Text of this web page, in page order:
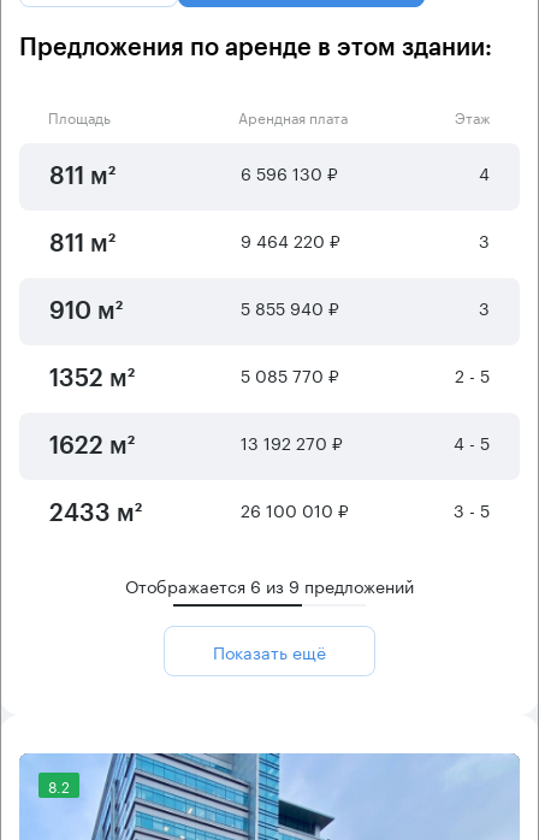
Предложения по аренде в этом здании:
Площадь Арендная плата Этаж
811 м² 6 596 130 ₽ 4
811 м² 9 464 220 ₽ 3
910 м² 5 855 940 ₽ 3
1352 м² 5 085 770 ₽ 2 - 5
1622 м² 13 192 270 ₽ 4 - 5
2433 м² 26 100 010 ₽ 3 - 5
Отображается 6 из 9 предложений
Показать ещё
8.2